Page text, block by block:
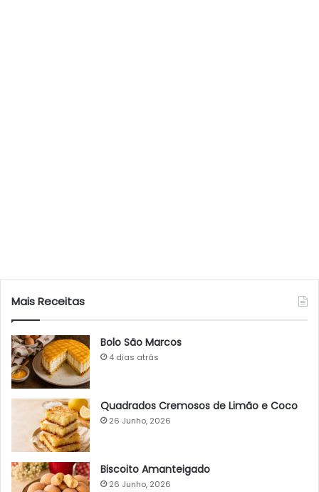
Mais Receitas
Bolo São Marcos
4 dias atrás
Quadrados Cremosos de Limão e Coco
26 Junho, 2026
Biscoito Amanteigado
26 Junho, 2026